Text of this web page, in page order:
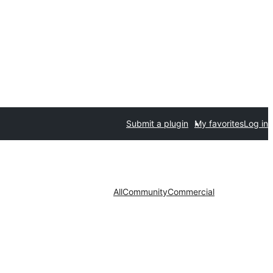
Submit a plugin My favoritesLog in
AllCommunityCommercial